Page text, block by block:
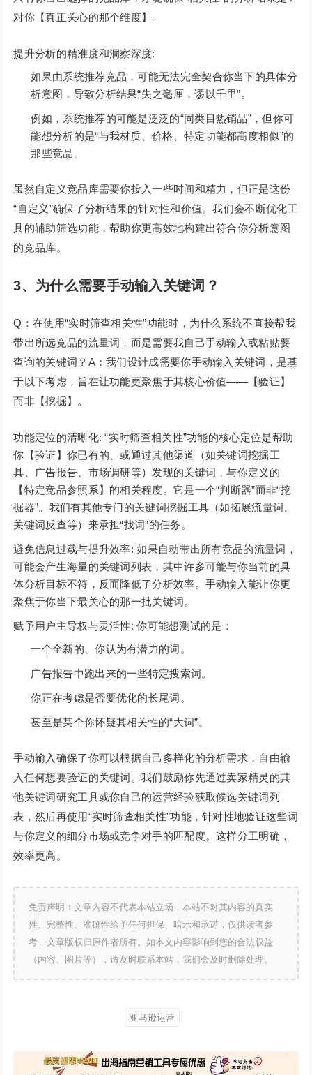
对你【真正关心的那个维度】。
提升分析的精准度和洞察深度:
如果由系统推荐竞品，可能无法完全契合你当下的具体分
析意图，导致分析结果“失之毫厘，谬以千里”。
例如，系统推荐的可能是泛泛的“同类目热销品”，但你可
能想分析的是“与我材质、价格、特定功能都高度相似”的
那些竞品。
虽然自定义竞品库需要你投入一些时间和精力，但正是这份
“自定义”确保了分析结果的针对性和价值。我们会不断优化工
具的辅助筛选功能，帮助你更高效地构建出符合你分析意图
的竞品库。
3、为什么需要手动输入关键词？
Q：在使用“实时筛查相关性”功能时，为什么系统不直接帮我
带出所选竞品的流量词，而是需要我自己手动输入或粘贴要
查询的关键词？A：我们设计成需要你手动输入关键词，是基
于以下考虑，旨在让功能更聚焦于其核心价值——【验证】
而非【挖掘】。
功能定位的清晰化: “实时筛查相关性”功能的核心定位是帮助
你【验证】你已有的、或通过其他渠道（如关键词挖掘工
具、广告报告、市场调研等）发现的关键词，与你定义的
【特定竞品参照系】的相关程度。它是一个“判断器”而非“挖
掘器”。我们有其他专门的关键词挖掘工具（如拓展流量词、
关键词反查等）来承担“找词”的任务。
避免信息过载与提升效率: 如果自动带出所有竞品的流量词，
可能会产生海量的关键词列表，其中许多可能与你当前的具
体分析目标不符，反而降低了分析效率。手动输入能让你更
聚焦于你当下最关心的那一批关键词。
赋予用户主导权与灵活性: 你可能想测试的是：
一个全新的、你认为有潜力的词。
广告报告中跑出来的一些特定搜索词。
你正在考虑是否要优化的长尾词。
甚至是某个你怀疑其相关性的“大词”。
手动输入确保了你可以根据自己多样化的分析需求，自由输
入任何想要验证的关键词。我们鼓励你先通过卖家精灵的其
他关键词研究工具或你自己的运营经验获取候选关键词列
表，然后再使用“实时筛查相关性”功能，针对性地验证这些词
与你定义的细分市场或竞争对手的匹配度。这样分工明确，
效率更高。
免责声明：文章内容不代表本站立场，本站不对其内容的真实
性、完整性、准确性给予任何担保、暗示和承诺，仅供读者参
考，文章版权归原作者所有。如本文内容影响到您的合法权益
（内容、图片等），请及时联系本站，我们会及时删除处理。
亚马逊运营